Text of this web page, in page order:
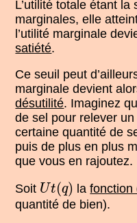
L’utilité totale étant
marginales, elle
l’utilité marginale
satiété.
Ce seuil peut
marginale devient
désutilité. Imaginez
de sel pour relever
certaine quantité de
puis de plus en plus
que vous en rajoutez.
Soit Ut(q)
Ut(q ) lafonction
quantité de bien).